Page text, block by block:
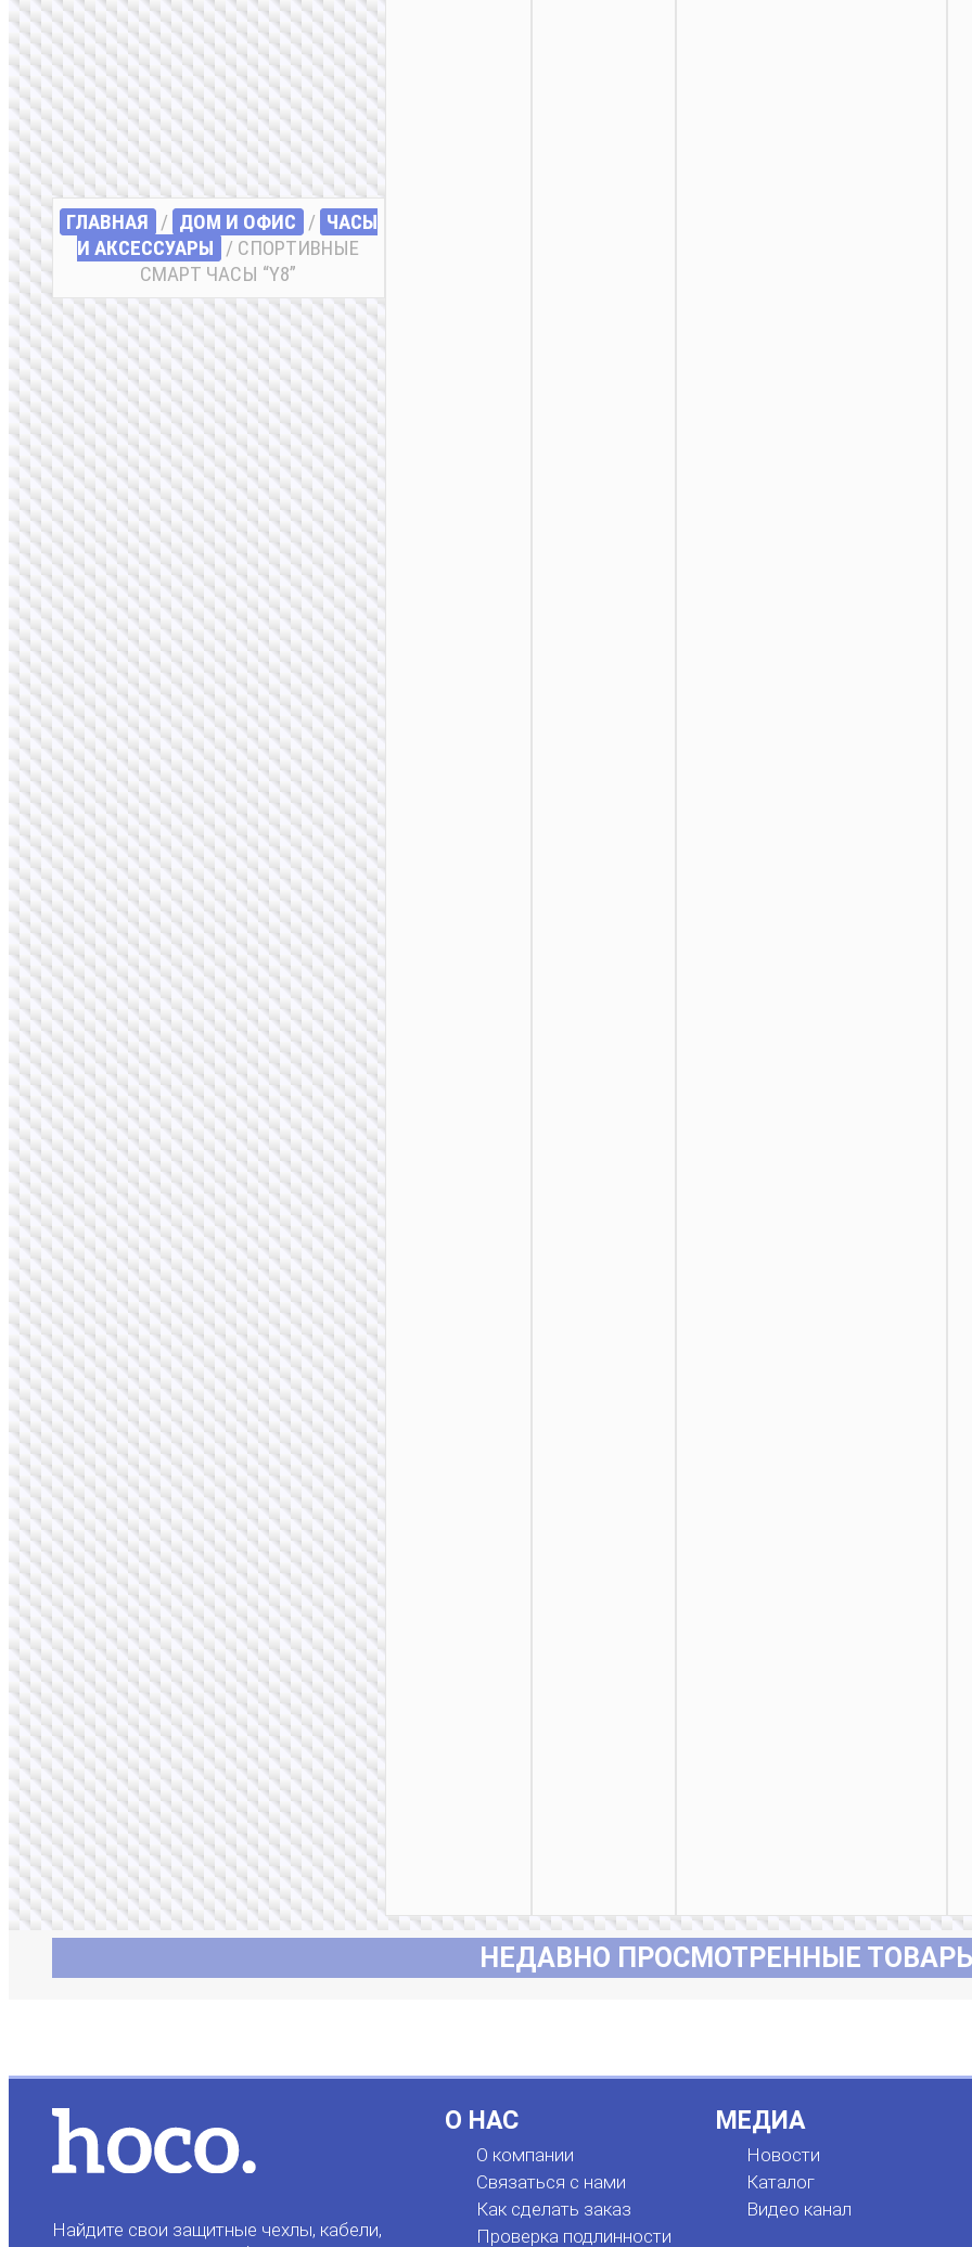
ГЛАВНАЯ / ДОМ И ОФИС / ЧАСЫ
И АКСЕССУАРЫ / СПОРТИВНЫЕ
СМАРТ ЧАСЫ “Y8”
НЕДАВНО ПРОСМОТРЕННЫЕ ТОВАРЫ
Найдите свои защитные чехлы, кабели,
О НАС
О компании
Связаться с нами
Как сделать заказ
Проверка подлинности
МЕДИА
Новости
Каталог
Видео канал